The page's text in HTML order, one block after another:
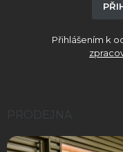
Přihlášením k
PRODEJNA